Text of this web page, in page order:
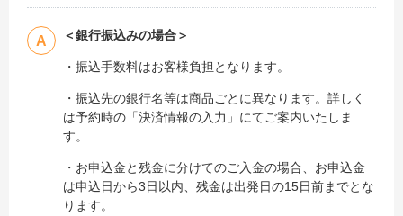
＜銀行振込みの場合＞
・振込手数料はお客様負担となります。
・振込先の銀行名等は商品ごとに異なります。詳しく
は予約時の「決済情報の入力」にてご案内いたしま
す。
・お申込金と残金に分けてのご入金の場合、お申込金
は申込日から3日以内、残金は出発日の15日前までとな
ります。